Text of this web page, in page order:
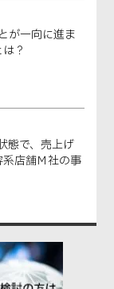
が一向に進ま
？
態で、売上げ
店舗Ｍ社の事